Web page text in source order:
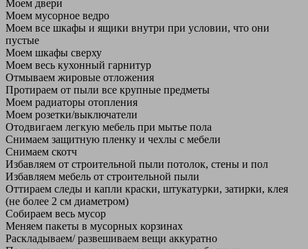
Моем двери
Моем мусорное ведро
Моем все шкафы и ящики внутри при условии, что они
пустые
Моем шкафы сверху
Моем весь кухонный гарнитур
Отмываем жировые отложения
Протираем от пыли все крупные предметы
Моем радиаторы отопления
Моем розетки/выключатели
Отодвигаем легкую мебель при мытье пола
Снимаем защитную пленку и чехлы с мебели
Снимаем скотч
Избавляем от строительной пыли потолок, стены и пол
Избавляем мебель от строительной пыли
Оттираем следы и капли краски, штукатурки, затирки, клея
(не более 2 см диаметром)
Собираем весь мусор
Меняем пакеты в мусорных корзинах
Раскладываем/ развешиваем вещи аккуратно